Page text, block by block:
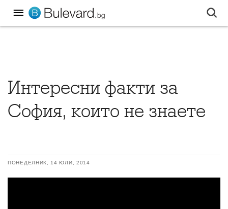
Интересни факти за
София, които не знаете
ПОНЕДЕЛНИК, 14 ЮЛИ, 2014